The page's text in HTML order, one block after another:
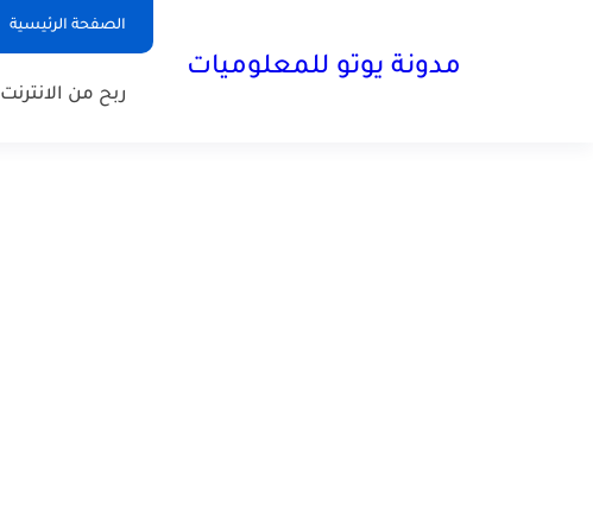
الصفحة الرئيسية
مدونة يوتو للمعلوميات
ربح من الانترنت